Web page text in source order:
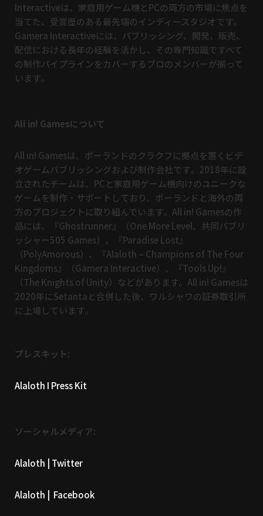
Interactiveは、家庭用ゲーム機とPCの両方の市場に焦点を
当てた、受賞歴のある最先端のインディースタジオです。
Gamera Interactiveには、パブリッシング、開発、販売、
配信における長年の経験を活かし、その専門知識ですべて
の制作パイプラインをカバーするプロのメンバーが揃って
います。
All in! Gamesについて
All in! Gamesは、ポーランドのクラクフに拠点を置くビデ
オゲームパブリッシングおよび制作会社です。2018年に設
立されたチームは、PCと家庭用ゲーム機向けのユニークな
ゲームを制作・サポートしており、ポーランドと海外の両
方のプロジェクトに取り組んでいます。All in! Gamesの作
品には、『Ghostrunner』（One More Level、共同パブリ
ッシャー505 Games）、『Paradise Lost』
（PolyAmorous）、『Alaloth – Champions of The Four
Kingdoms』（Gamera Interactive）、『Tools Up!』
（The Knights of Unity）などがあります。All in! Gamesは
2020年にSetantaと合併した後、ワルシャワの証券取引所
に上場しています。
プレスキット:
Alaloth I Press Kit
ソーシャルメディア:
Alaloth | Twitter
Alaloth | Facebook